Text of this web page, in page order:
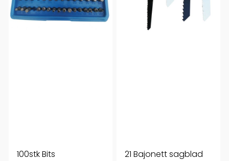
100stk Bits 21 Bajonett sagblad